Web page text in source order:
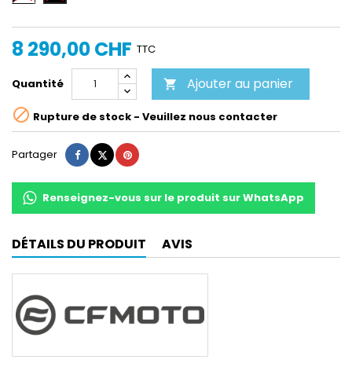
8 290,00 CHF TTC
Quantité  Ajouter au panier
 Rupture de stock - Veuillez nous contacter
Partager Partager
TweetPinterest
Renseignez-vous sur le produit sur WhatsApp
DÉTAILS DU PRODUIT AVIS